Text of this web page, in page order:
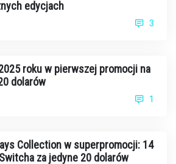
edycjach
3
roku w pierwszej promocji na
dolarów
1
Collection w superpromocji: 14
za jedyne 20 dolarów